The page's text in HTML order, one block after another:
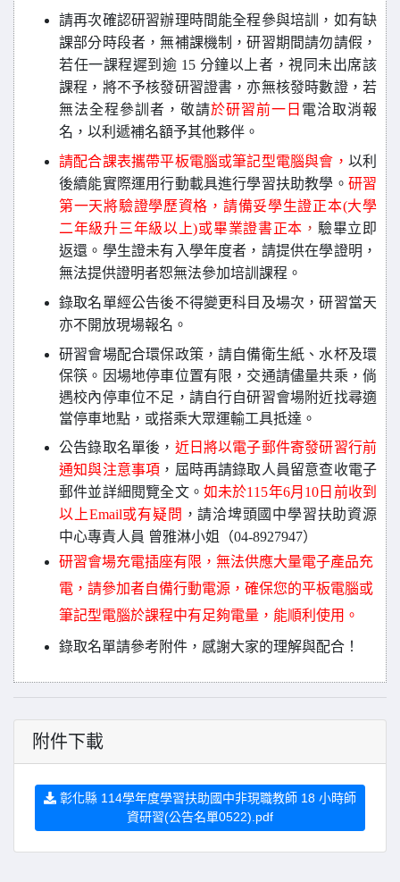
請再次確認研習辦理時間能全程參與培訓，如有缺
課部分時段者，無補課機制，研習期間請勿請假，
若任一課程遲到逾 15 分鐘以上者，視同未出席該
課程，將不予核發研習證書，亦無核發時數證，若
無法全程參訓者，敬請於研習前一日 電洽取消報
名，以利遞補名額予其他夥伴。
請配合課表攜帶平板電腦或筆記型電腦與會， 以利
後續能實際運用行動載具進行學習扶助教學。 研習
第一天將驗證學歷資格，請備妥學生證正本(大學
二年級升三年級以上)或畢業證書正本 ， 驗畢立即
返還。學生證未有入學年度者，請提供在學證明，
無法提供證明者恕無法參加培訓課程。
錄取名單經公告後不得變更科目及場次，研習當天
亦不開放現場報名。
研習會場配合環保政策，請自備衛生紙、水杯及環
保筷。因場地停車位置有限，交通請儘量共乘，倘
遇校內停車位不足，請自行自研習會場附近找尋適
當停車地點，或搭乘大眾運輸工具抵達。
公告錄取名單後， 近日將以電子郵件寄發研習行前
通知與注意事項 ，屆時再請錄取人員留意查收電子
郵件並詳細閱覽全文。 如未於115年6月10日前收到
以上Email或有疑問 ，請洽埤頭國中學習扶助資源
中心專責人員 曾雅淋小姐（04-8927947）
研習會場充電插座有限，無法供應大量電子產品充
電，請參加者自備行動電源，確保您的平板電腦或
筆記型電腦於課程中有足夠電量，能順利使用。
錄取名單請參考附件 ， 感謝大家的理解與配合！
附件下載
彰化縣 114學年度學習扶助國中非現職教師 18 小時師
資研習(公告名單0522).pdf